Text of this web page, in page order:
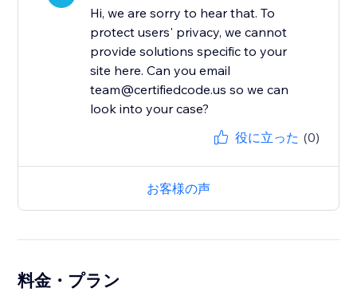
Hi, we are sorry to hear that. To
protect users' privacy, we cannot
provide solutions specific to your
site here. Can you email
team@certifiedcode.us so we can
役に立った (0)
お客様の声
料金・プラン